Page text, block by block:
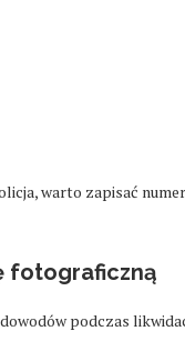
warto zapisać
fotograficzną
podczas